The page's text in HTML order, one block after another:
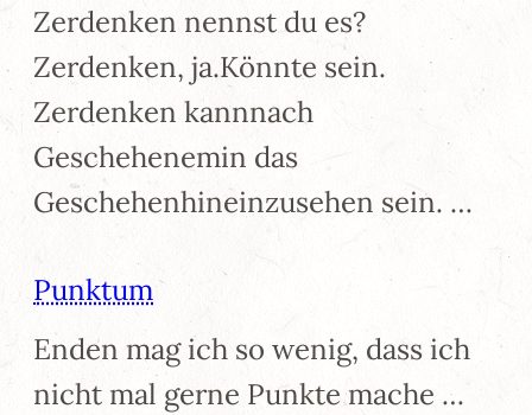
Zerdenken nennst du es?
Zerdenken, ja.Könnte sein.
Zerdenken kannnach
Geschehenemin das
Geschehenhineinzusehen sein. …
Punktum
Enden mag ich so wenig, dass ich
nicht mal gerne Punkte mache …